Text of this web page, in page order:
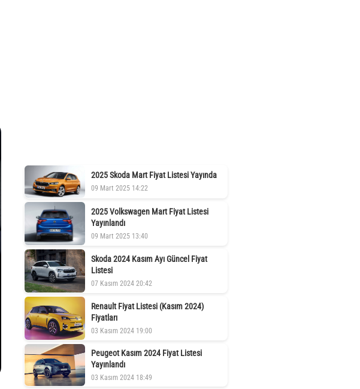
2025 Skoda Mart Fiyat Listesi Yayında
09 Mart 2025 14:22
2025 Volkswagen Mart Fiyat Listesi
Yayınlandı
09 Mart 2025 13:40
Skoda 2024 Kasım Ayı Güncel Fiyat
Listesi
07 Kasım 2024 20:42
Renault Fiyat Listesi (Kasım 2024)
Fiyatları
03 Kasım 2024 19:00
Peugeot Kasım 2024 Fiyat Listesi
Yayınlandı
03 Kasım 2024 18:49